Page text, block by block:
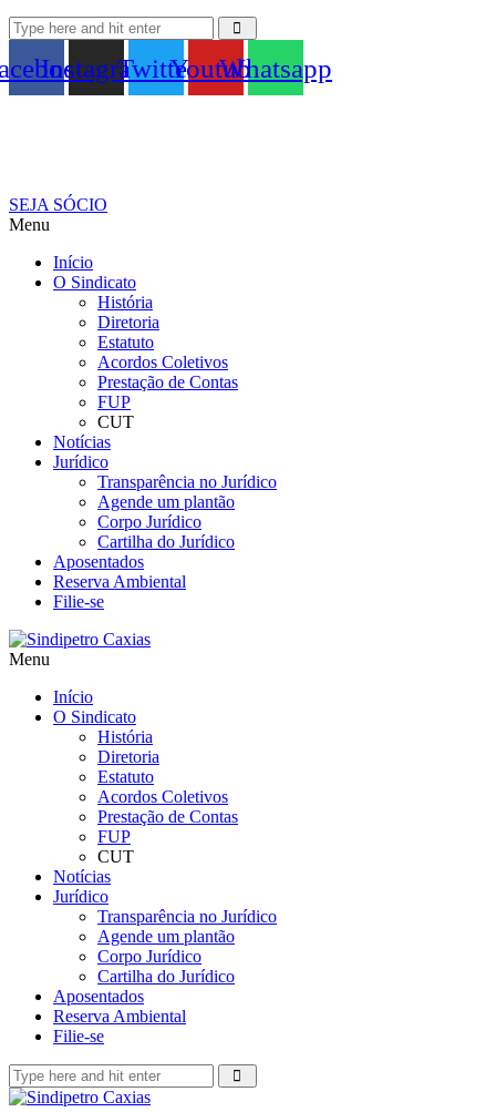
InstagramTwitterYoutubeWhatsapp
SEJA SÓCIO
Menu
Início
O Sindicato
História
Diretoria
Estatuto
Acordos Coletivos
Prestação de Contas
FUP
CUT
Notícias
Jurídico
Transparência no Jurídico
Agende um plantão
Corpo Jurídico
Cartilha do Jurídico
Aposentados
Reserva Ambiental
Filie-se
Menu
Início
O Sindicato
História
Diretoria
Estatuto
Acordos Coletivos
Prestação de Contas
FUP
CUT
Notícias
Jurídico
Transparência no Jurídico
Agende um plantão
Corpo Jurídico
Cartilha do Jurídico
Aposentados
Reserva Ambiental
Filie-se